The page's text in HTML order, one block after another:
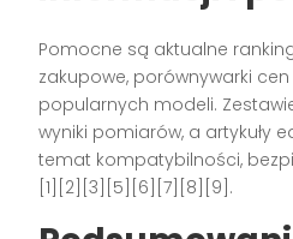
Pomocne są aktualne
zakupowe, porównywarki
popularnych modeli.
wyniki pomiarów, a artykuły
temat kompatybilności,
[1][2][3][5][6][7][8][9].